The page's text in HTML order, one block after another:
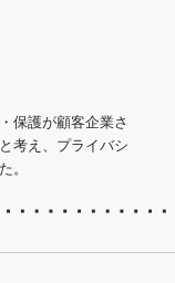
保護が顧客企業さ
考え、プライバシ
。